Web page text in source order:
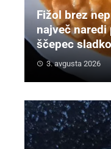
Fižol brez
največ
ščepec
3. avgusta 2026